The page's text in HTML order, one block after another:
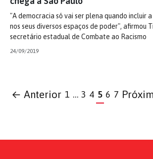
"A democracia só vai ser plena quando incluir
nos seus diversos espaços de poder", afirmou
secretário estadual de Combate ao Racismo
24/09/2019
← Anterior 1 … 3 4 5 6 7